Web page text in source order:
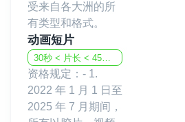
受来自各大洲的所
有类型和格式。
动画短片
资格规定：- 1.
2022 年 1 月 1 日至
2025 年 7 月期间，